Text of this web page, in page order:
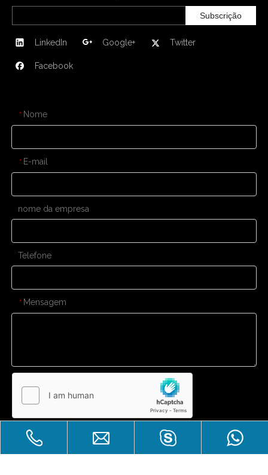
Subscrição
LinkedIn Google+ Twitter
Facebook
CONTATE-NOS
* Nome
* E-mail
nome da empresa
Telefone
* Mensagem
Enviar
Venda imperdível